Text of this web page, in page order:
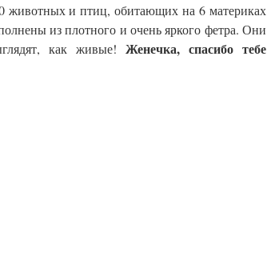
животных и птиц, обитающих на 6 материках
из плотного и очень яркого фетра. Они
как живые!Женечка, спасибо тебе